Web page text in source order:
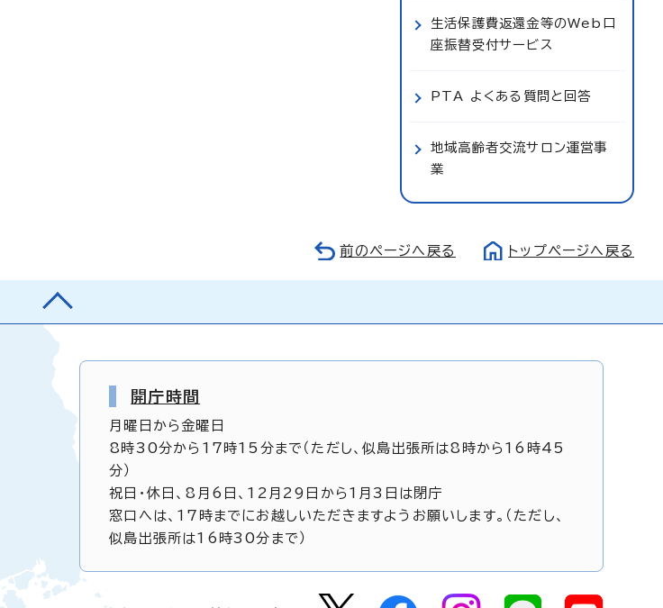
生活保護費返還金等のWeb口
座振替受付サービス
PTA よくある質問と回答
地域高齢者交流サロン運営事
業
前のページへ戻る トップページへ戻る
開庁時間
月曜日から金曜日
8時30分から17時15分まで（ただし、似島出張所は8時から16時45
分）
祝日・休日、8月6日、12月29日から1月3日は閉庁
窓口へは、17時までにお越しいただきますようお願いします。（ただし、
似島出張所は16時30分まで）